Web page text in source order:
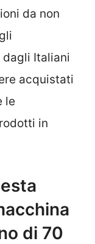
da non
Italiani
acquistati
le
in
di 70